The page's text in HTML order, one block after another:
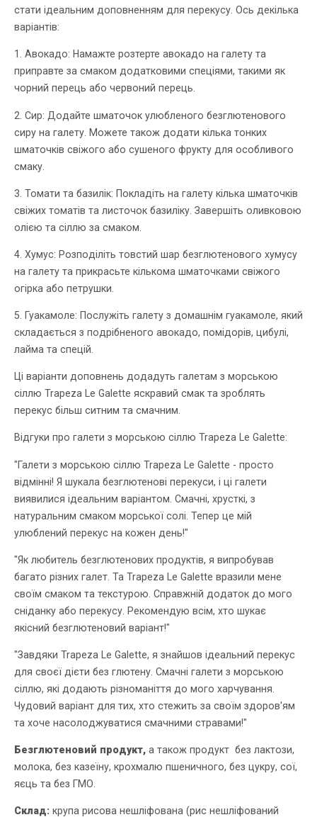
стати ідеальним доповненням для перекусу. Ось декілька
варіантів:
1. Авокадо: Намажте розтерте авокадо на галету та
приправте за смаком додатковими спеціями, такими як
чорний перець або червоний перець.
2. Сир: Додайте шматочок улюбленого безглютенового
сиру на галету. Можете також додати кілька тонких
шматочків свіжого або сушеного фрукту для особливого
смаку.
3. Томати та базилік: Покладіть на галету кілька шматочків
свіжих томатів та листочок базиліку. Завершіть оливковою
олією та сіллю за смаком.
4. Хумус: Розподіліть товстий шар безглютенового хумусу
на галету та прикрасьте кількома шматочками свіжого
огірка або петрушки.
5. Гуакамоле: Послужіть галету з домашнім гуакамоле, який
складається з подрібненого авокадо, помідорів, цибулі,
лайма та спецій.
Ці варіанти доповнень додадуть галетам з морською
сіллю Trapeza Le Galette яскравий смак та зроблять
перекус більш ситним та смачним.
Відгуки про галети з морською сіллю Trapeza Le Galette:
"Галети з морською сіллю Trapeza Le Galette - просто
відмінні! Я шукала безглютенові перекуси, і ці галети
виявилися ідеальним варіантом. Смачні, хрусткі, з
натуральним смаком морської солі. Тепер це мій
улюблений перекус на кожен день!"
"Як любитель безглютенових продуктів, я випробував
багато різних галет. Та Trapeza Le Galette вразили мене
своїм смаком та текстурою. Справжній додаток до мого
сніданку або перекусу. Рекомендую всім, хто шукає
якісний безглютеновий варіант!"
"Завдяки Trapeza Le Galette, я знайшов ідеальний перекус
для своєї дієти без глютену. Смачні галети з морською
сіллю, які додають різноманіття до мого харчування.
Чудовий варіант для тих, хто стежить за своїм здоров'ям
та хоче насолоджуватися смачними стравами!"
Безглютеновий продукт, а також продукт без лактози,
молока, без казеїну, крохмалю пшеничного, без цукру, сої,
яєць та без ГМО.
Склад: крупа рисова нешліфована (рис нешліфований